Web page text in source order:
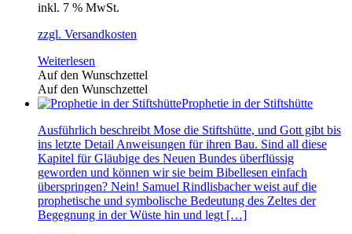
inkl. 7 % MwSt.
zzgl. Versandkosten
Weiterlesen
Auf den Wunschzettel
Auf den Wunschzettel
Prophetie in der Stiftshütte
Ausführlich beschreibt Mose die Stiftshütte, und Gott gibt bis
ins letzte Detail Anweisungen für ihren Bau. Sind all diese
Kapitel für Gläubige des Neuen Bundes überflüssig
geworden und können wir sie beim Bibellesen einfach
überspringen? Nein! Samuel Rindlisbacher weist auf die
prophetische und symbolische Bedeutung des Zeltes der
Begegnung in der Wüste hin und legt […]